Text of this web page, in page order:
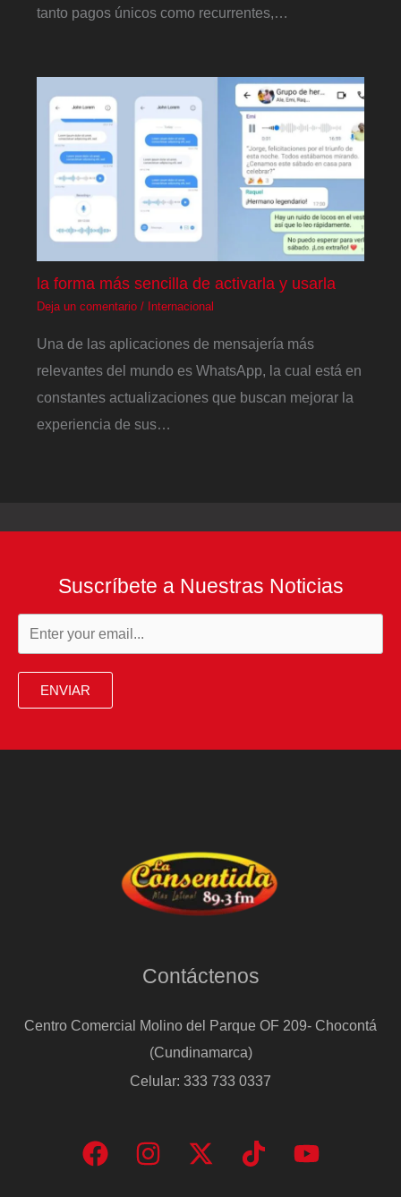
tanto pagos únicos como recurrentes,…
la forma más sencilla de activarla y usarla
Deja un comentario / Internacional
Una de las aplicaciones de mensajería más
relevantes del mundo es WhatsApp, la cual está en
constantes actualizaciones que buscan mejorar la
experiencia de sus…
Suscríbete a Nuestras Noticias
ENVIAR
Contáctenos
Centro Comercial Molino del Parque OF 209- Chocontá
(Cundinamarca)
Celular: 333 733 0337